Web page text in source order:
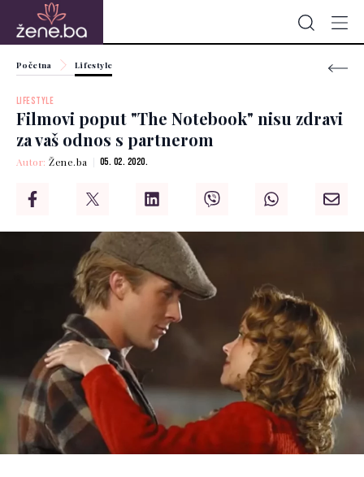
Početna Lifestyle
LIFESTYLE
Filmovi poput "The Notebook" nisu zdravi
za vaš odnos s partnerom
Autor:Žene.ba 05. 02. 2020.